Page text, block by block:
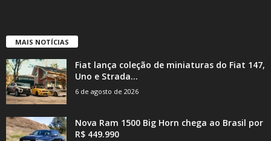
MAIS NOTÍCIAS
Fiat lança coleção de miniaturas do Fiat 147,
Uno e Strada...
6 de agosto de 2026
Nova Ram 1500 Big Horn chega ao Brasil por
R$ 449.990